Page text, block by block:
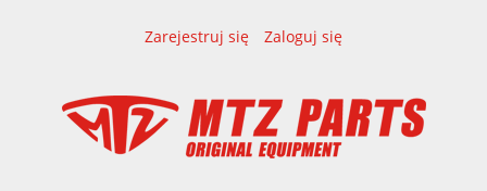
Zarejestruj się Zaloguj się